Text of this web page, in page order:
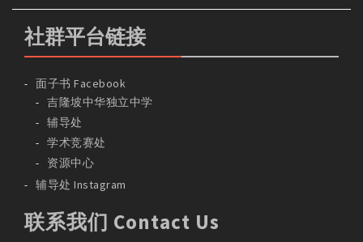
社群平台链接
面子书 Facebook
吉隆坡中华独立中学
辅导处
学术竞赛处
资源中心
辅导处 Instagram
联系我们 Contact Us